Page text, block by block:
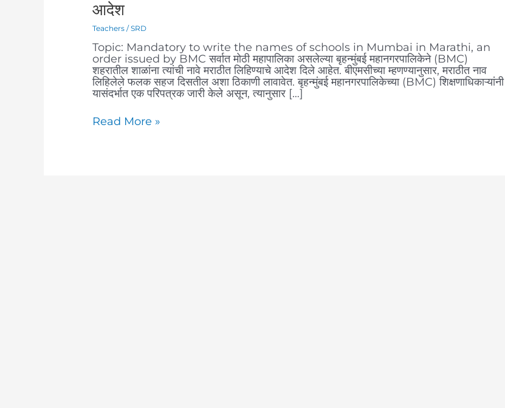
आदेश
Teachers /SRD
Topic: Mandatory to write the names of schools in Mumbai in Marathi, an
order issued by BMC सर्वात मोठी महापालिका असलेल्या बृहन्मुंबई महानगरपालिकेने (BMC)
शहरातील शाळांना त्यांची नावे मराठीत लिहिण्याचे आदेश दिले आहेत. बीएमसीच्या म्हणण्यानुसार, मराठीत नाव
लिहिलेले फलक सहज दिसतील अशा ठिकाणी लावावेत. बृहन्मुंबई महानगरपालिकेच्या (BMC) शिक्षणाधिकाऱ्यांनी
यासंदर्भात एक परिपत्रक जारी केले असून, त्यानुसार […]
Read More »